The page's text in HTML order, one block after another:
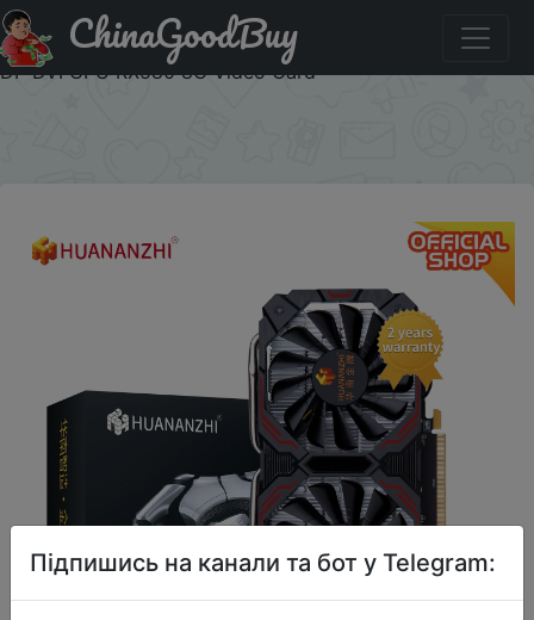
Паридбати з промокодом JAN9 HUANANZHI RX 580 8G
2048SP Graphics Cards 256Bit GDDR5 HDMI-Compatible
DP DVI GPU RX580 8G Video Card
ChinaGoodBuy
Підпишись на канали та бот у Telegram: